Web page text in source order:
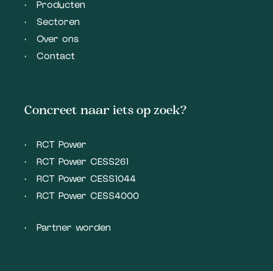
Producten
Sectoren
Over ons
Contact
Concreet naar iets op zoek?
RCT Power
RCT Power CESS261
RCT Power CESS1044
RCT Power CESS4000
Partner worden